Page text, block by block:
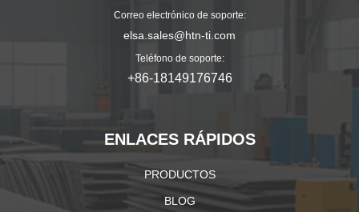
Correo electrónico de soporte:
elsa.sales@htn-ti.com
Teléfono de soporte:
+86-18149176746
ENLACES RÁPIDOS
PRODUCTOS
BLOG